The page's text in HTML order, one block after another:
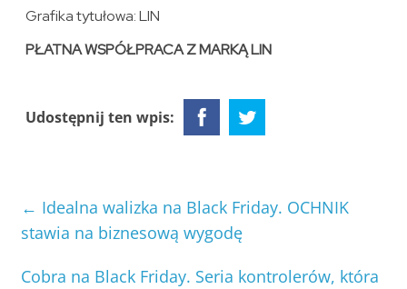
Grafika tytułowa: LIN
PŁATNA WSPÓŁPRACA Z MARKĄ LIN
Udostępnij ten wpis:
← Idealna walizka na Black Friday. OCHNIK
stawia na biznesową wygodę
Cobra na Black Friday. Seria kontrolerów, która